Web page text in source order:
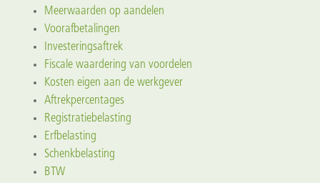
Meerwaarden op aandelen
Voorafbetalingen
Investeringsaftrek
Fiscale waardering van voordelen
Kosten eigen aan de werkgever
Aftrekpercentages
Registratiebelasting
Erfbelasting
Schenkbelasting
BTW